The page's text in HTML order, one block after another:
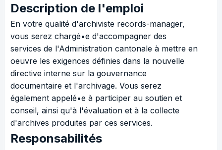
Description de l'emploi
En votre qualité d'archiviste records-manager,
vous serez chargé•e d'accompagner des
services de l'Administration cantonale à mettre en
oeuvre les exigences définies dans la nouvelle
directive interne sur la gouvernance
documentaire et l'archivage. Vous serez
également appelé•e à participer au soutien et
conseil, ainsi qu'à l'évaluation et à la collecte
d'archives produites par ces services.
Responsabilités